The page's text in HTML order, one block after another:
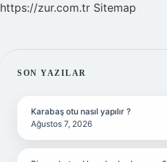
https://zur.com.tr Sitemap
SIDEBAR
SON YAZILAR
Karabaş otu nasıl yapılır ?
Ağustos 7, 2026